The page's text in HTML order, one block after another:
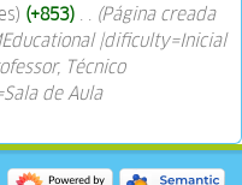
+853
Página creada
|dificulty=Inicial
Técnico
de Aula